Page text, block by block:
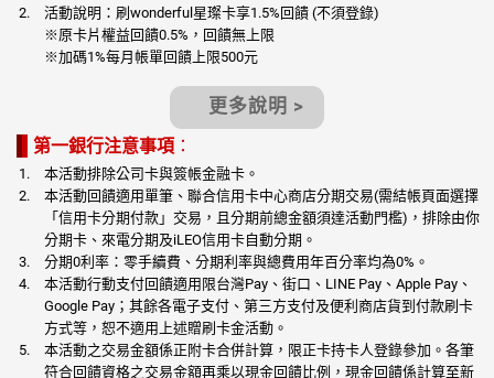
活動說明：刷wonderful星璨卡享1.5%回饋 (不須登錄)
※原卡片權益回饋0.5%，回饋無上限
※加碼1%每月帳單回饋上限500元
更多說明 >
第一銀行注意事項 ：
本活動排除公司卡與簽帳金融卡。
本活動回饋適用單筆、聯合信用卡中心商店分期交易(需結帳頁面選擇
「信用卡分期付款」交易，且分期前總金額須達活動門檻)，排除由你
分期卡、來電分期及iLEO信用卡自動分期。
分期0利率：零手續費、分期利率與總費用年百分率均為0%。
本活動行動支付回饋適用限台灣Pay、街口、LINE Pay、Apple Pay、
Google Pay；其餘各電子支付、第三方支付及便利商店貨到付款刷卡
方式等，恕不適用上述贈刷卡金活動。
本活動之交易金額係正附卡合併計算，限正卡持卡人登錄參加。各筆
符合回饋資格之交易金額再乘以現金回饋比例，現金回饋係計算至新